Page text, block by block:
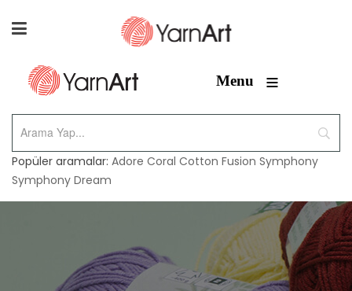
Menu ≡
Popüler aramalar: Adore Coral Cotton Fusion Symphony
Symphony Dream